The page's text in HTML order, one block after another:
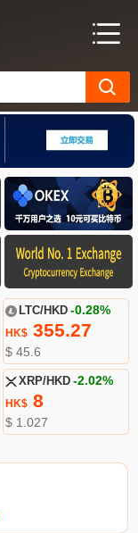
LTC/HKD -0.28%
HK$355.27
$ 45.6
XRP/HKD -2.02%
HK$8
$ 1.027